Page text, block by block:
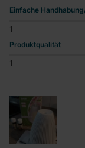
Einfache
1
Produktqualität
1